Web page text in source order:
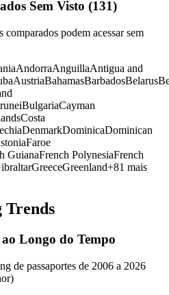
Sem Visto (131)
comparados podem acessar sem
AndorraAnguillaAntigua and
AustriaBahamasBarbadosBelarus
BulgariaCayman
Costa
DenmarkDominicaDominican
Faroe
GuianaFrench PolynesiaFrench
GreeceGreenland+81 mais
Longo do Tempo
de passaportes de 2006 a 2026